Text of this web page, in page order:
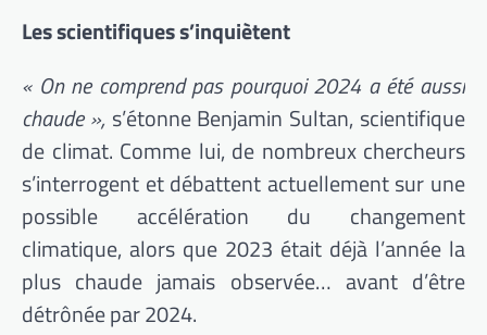
Les scientifiques s’inquiètent
« On ne comprend pas pourquoi 2024 a été aussi
chaude », s’étonne Benjamin Sultan, scientifique
de climat. Comme lui, de nombreux chercheurs
s’interrogent et débattent actuellement sur une
possible accélération du changement
climatique, alors que 2023 était déjà l’année la
plus chaude jamais observée… avant d’être
détrônée par 2024.